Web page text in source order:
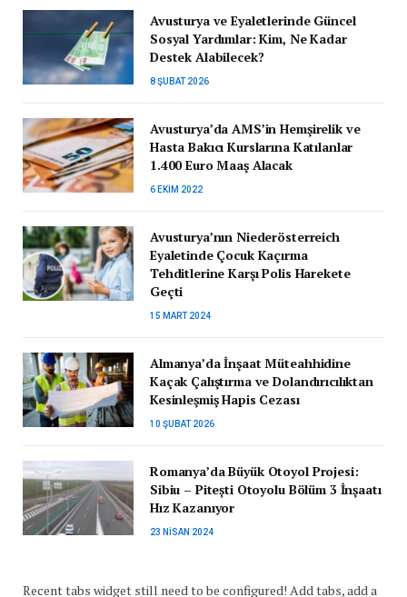
Avusturya ve Eyaletlerinde Güncel
Sosyal Yardımlar: Kim, Ne Kadar
Destek Alabilecek?
8 ŞUBAT 2026
Avusturya’da AMS’in Hemşirelik ve
Hasta Bakıcı Kurslarına Katılanlar
1.400 Euro Maaş Alacak
6 EKIM 2022
Avusturya’nın Niederösterreich
Eyaletinde Çocuk Kaçırma
Tehditlerine Karşı Polis Harekete
Geçti
15 MART 2024
Almanya’da İnşaat Müteahhidine
Kaçak Çalıştırma ve Dolandırıcılıktan
Kesinleşmiş Hapis Cezası
10 ŞUBAT 2026
Romanya’da Büyük Otoyol Projesi:
Sibiu – Pitești Otoyolu Bölüm 3 İnşaatı
Hız Kazanıyor
23 NISAN 2024
Recent tabs widget still need to be configured! Add tabs, add a